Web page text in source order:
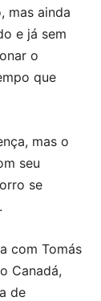
mas ainda
e já sem
o
que
mas o
seu
se
com Tomás
Canadá,
de